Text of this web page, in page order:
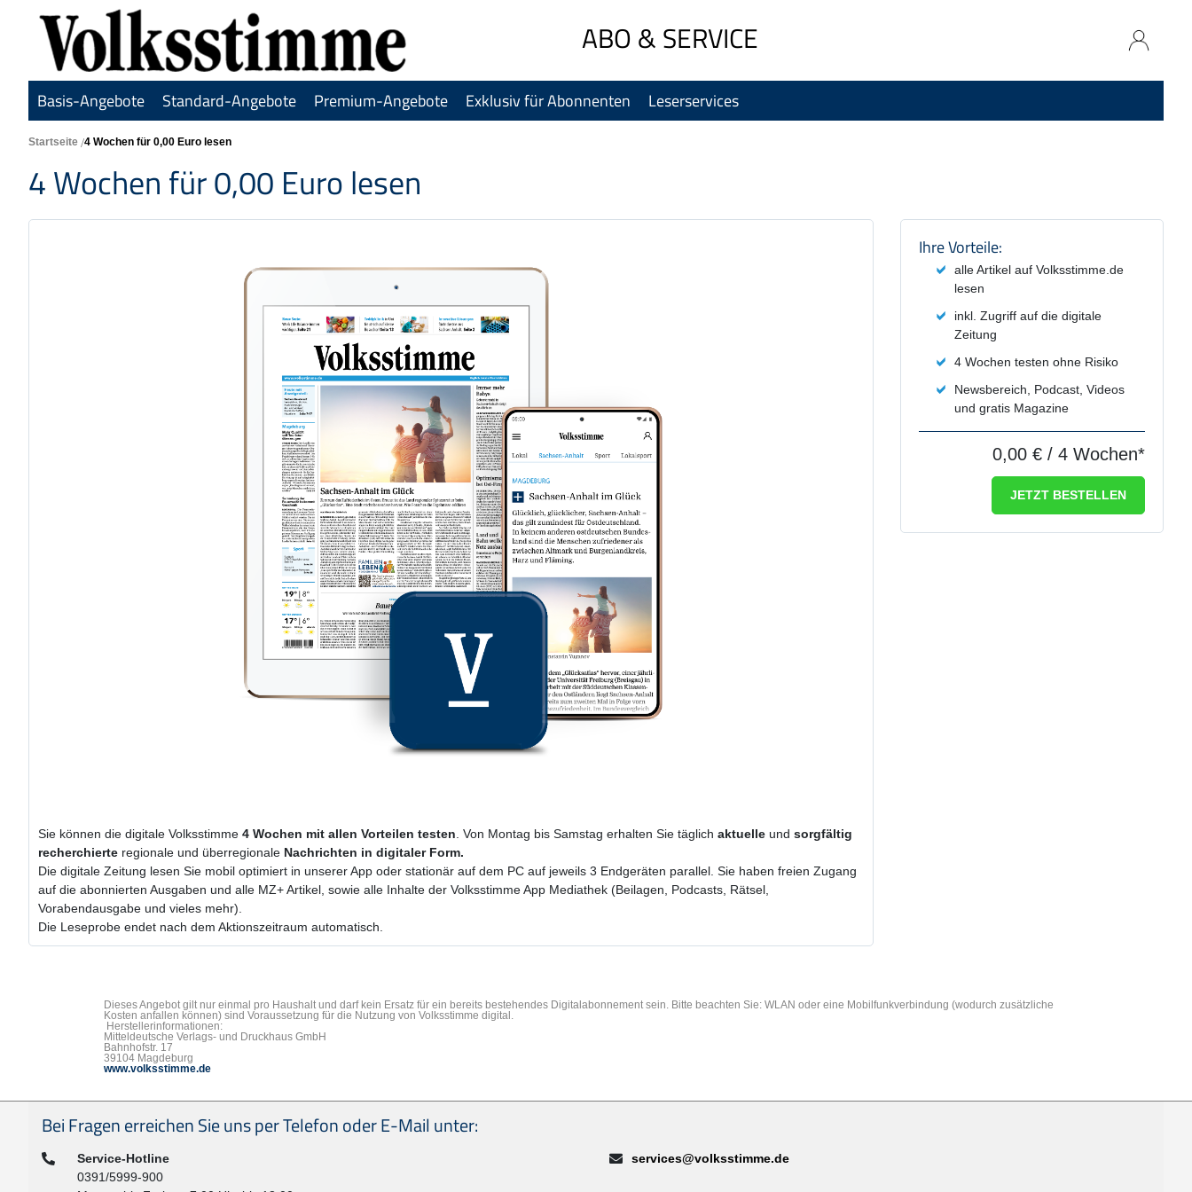
Navigation
zu:
ABO & SERVICE
Basis-Angebote Standard-Angebote Premium-Angebote Exklusiv für Abonnenten Leserservices
Startseite 4 Wochen für 0,00 Euro lesen
4 Wochen für 0,00 Euro lesen
Sie können die digitale Volksstimme 4 Wochen mit allen Vorteilen testen . Von Montag bis Samstag erhalten Sie täglich aktuelle und sorgfältig
recherchierte regionale und überregionale Nachrichten in digitaler Form.
Die digitale Zeitung lesen Sie mobil optimiert in unserer App oder stationär auf dem PC auf jeweils 3 Endgeräten parallel. Sie haben freien Zugang
auf die abonnierten Ausgaben und alle MZ+ Artikel, sowie alle Inhalte der Volksstimme App Mediathek (Beilagen, Podcasts, Rätsel,
Vorabendausgabe und vieles mehr).
Die Leseprobe endet nach dem Aktionszeitraum automatisch.
Produktzusammenfassung
Ihre Vorteile:
alle Artikel auf Volksstimme.de
lesen
inkl. Zugriff auf die digitale
Zeitung
4 Wochen testen ohne Risiko
Newsbereich, Podcast, Videos
und gratis Magazine
0,00 € / 4 Wochen*
JETZT BESTELLEN
Dieses Angebot gilt nur einmal pro Haushalt und darf kein Ersatz für ein bereits bestehendes Digitalabonnement sein. Bitte beachten Sie: WLAN oder eine Mobilfunkverbindung (wodurch zusätzliche
Kosten anfallen können) sind Voraussetzung für die Nutzung von Volksstimme digital.
Herstellerinformationen:
Mitteldeutsche Verlags- und Druckhaus GmbH
Bahnhofstr. 17
39104 Magdeburg
www.volksstimme.de
Seitenfußbereich
Bei Fragen erreichen Sie uns per Telefon oder E-Mail unter:
Telefon:Service-Hotline
0391/5999-900
E-Mail:services@volksstimme.de